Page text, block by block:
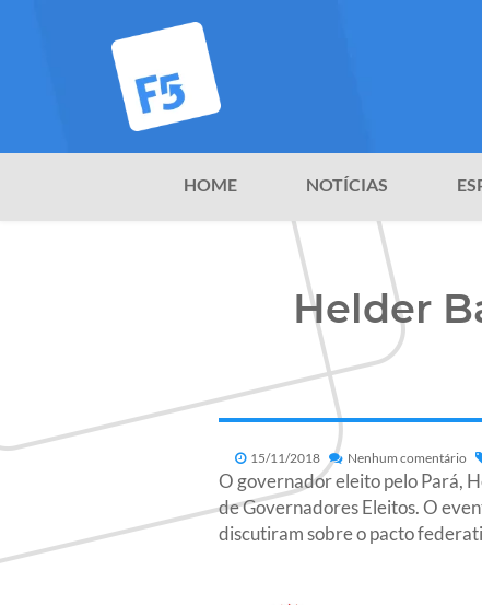
HOME NOTÍCIAS
Helder
15/11/2018 Nenhum comentário
O governador eleito pelo Pará,
de Governadores Eleitos. O
discutiram sobre o pacto